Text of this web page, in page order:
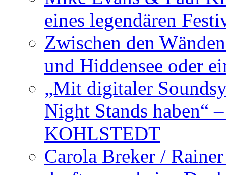
eines legendären
Zwischen den
und Hiddensee oder
„Mit digitaler
Night Stands haben“
KOHLSTEDT
Carola Breker /